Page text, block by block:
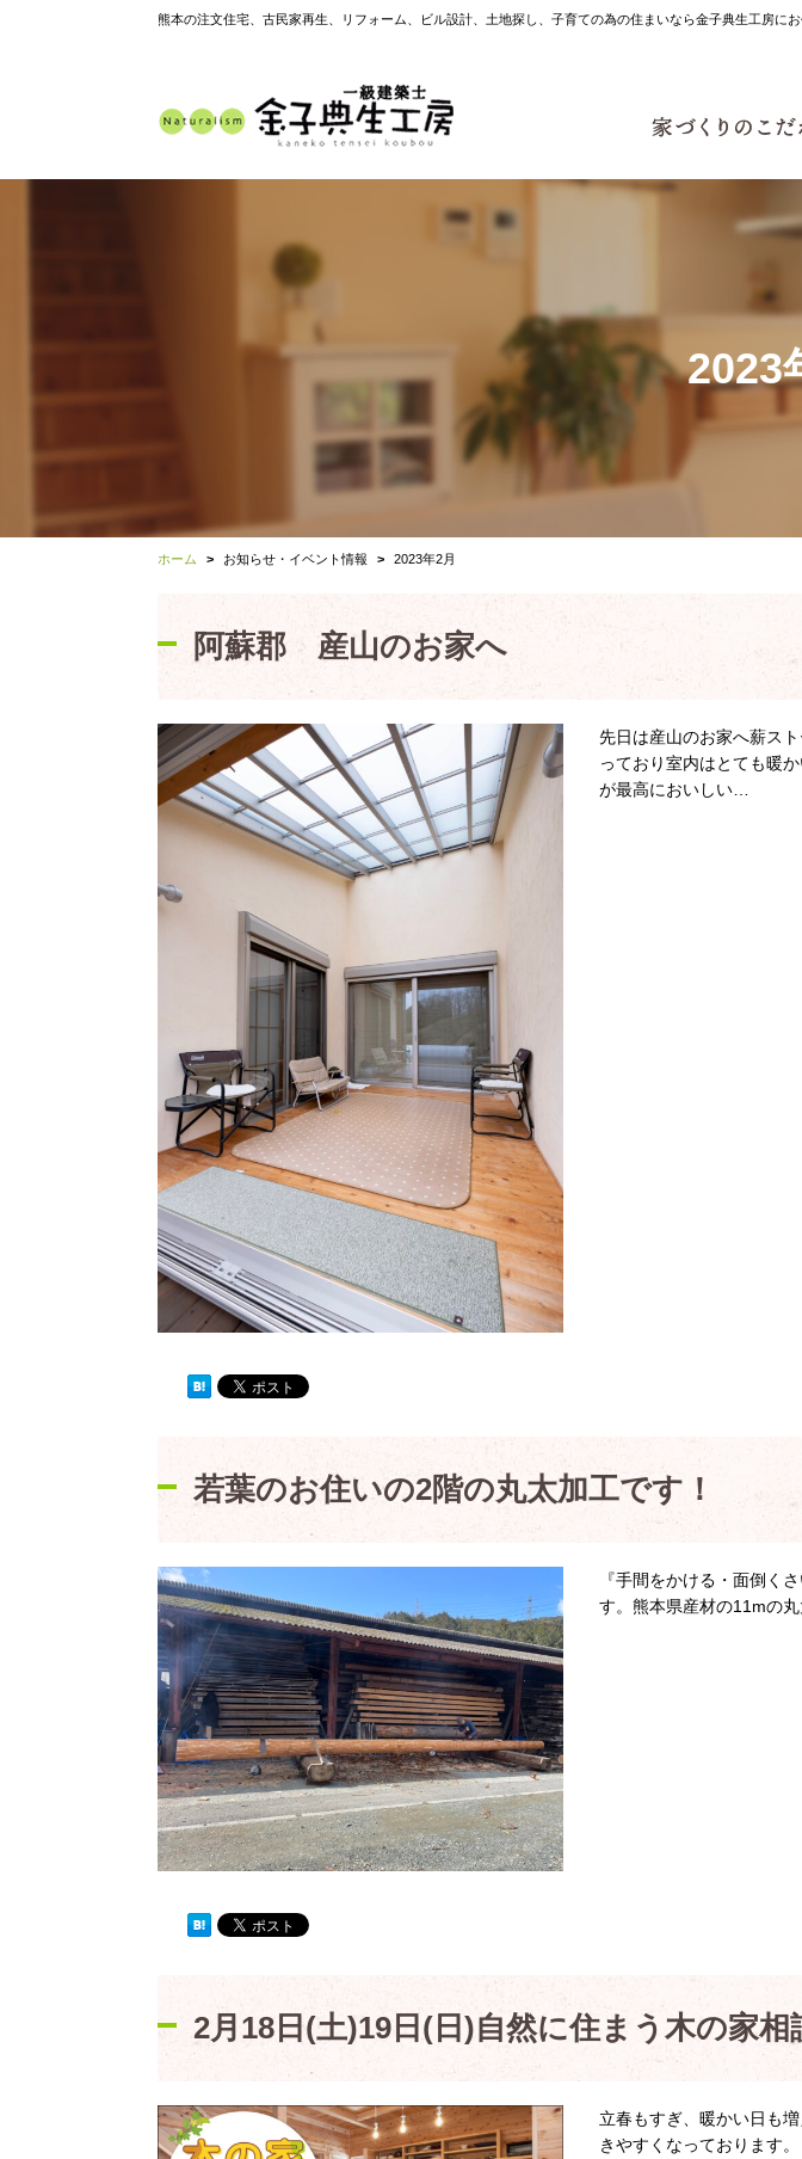
熊本の注文住宅、古民家再生、リフォーム、ビル設計、土地探し、子育ての為の住まいなら金子典生工房に
2023
ホーム お知らせ・イベント情報 2023年2月
阿蘇郡 産山のお家へ
先日は産山のお家へ薪ス
っており室内はとても暖
が最高においしい…
若葉のお住いの2階の丸太加工です！
『手間をかける・面倒く
す。熊本県産材の11mの
2月18日(土)19日(日)自然に住まう木の家相
立春もすぎ、暖かい日も
きやすくなっております